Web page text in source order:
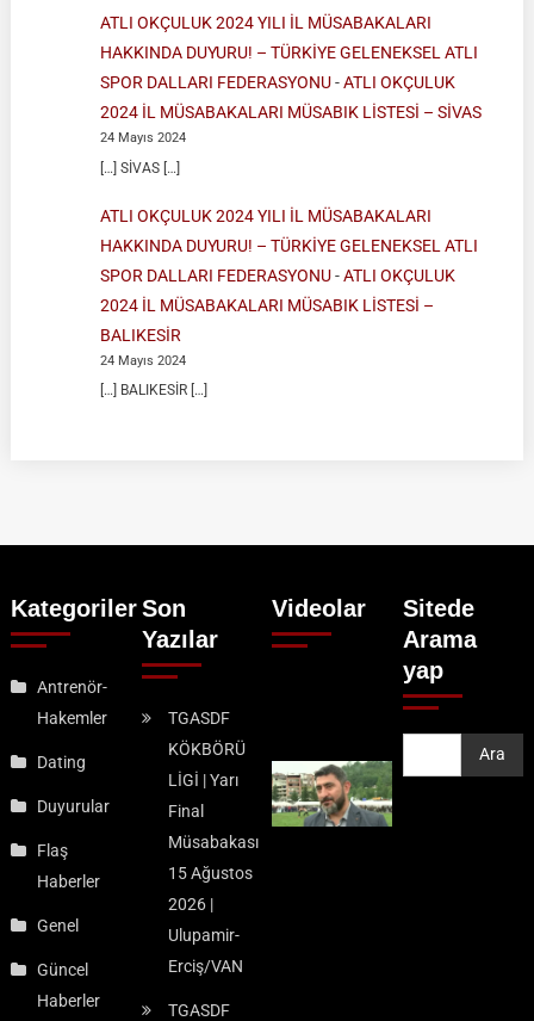
ATLI OKÇULUK 2024 YILI İL MÜSABAKALARI
HAKKINDA DUYURU! – TÜRKİYE GELENEKSEL ATLI
SPOR DALLARI FEDERASYONU-ATLI OKÇULUK
2024 İL MÜSABAKALARI MÜSABIK LİSTESİ – SİVAS
24 Mayıs 2024
[…] SİVAS […]
ATLI OKÇULUK 2024 YILI İL MÜSABAKALARI
HAKKINDA DUYURU! – TÜRKİYE GELENEKSEL ATLI
SPOR DALLARI FEDERASYONU-ATLI OKÇULUK
2024 İL MÜSABAKALARI MÜSABIK LİSTESİ –
BALIKESİR
24 Mayıs 2024
[…] BALIKESİR […]
Kategoriler
Antrenör-
Hakemler
Dating
Duyurular
Flaş
Haberler
Genel
Güncel
Haberler
Son
Yazılar
TGASDF
KÖKBÖRÜ
LİGİ | Yarı
Final
Müsabakası
15 Ağustos
2026 |
Ulupamir-
Erciş/VAN
TGASDF
Videolar
Sitede
Arama
yap
Ara